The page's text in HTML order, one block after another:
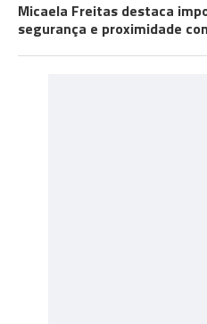
Micaela Freitas destaca
segurança e proximidade